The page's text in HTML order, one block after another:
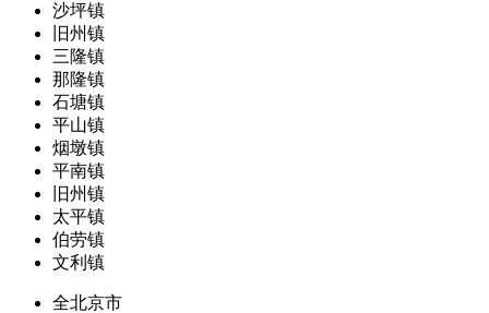
沙坪镇
旧州镇
三隆镇
那隆镇
石塘镇
平山镇
烟墩镇
平南镇
旧州镇
太平镇
伯劳镇
文利镇
全北京市